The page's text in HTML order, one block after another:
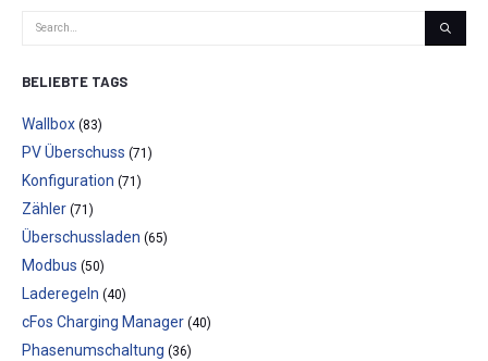
BELIEBTE TAGS
Wallbox (83)
PV Überschuss (71)
Konfiguration (71)
Zähler (71)
Überschussladen (65)
Modbus (50)
Laderegeln (40)
cFos Charging Manager (40)
Phasenumschaltung (36)